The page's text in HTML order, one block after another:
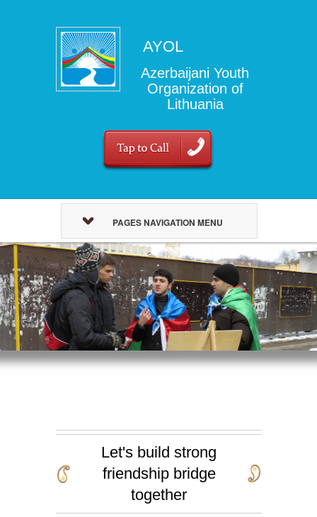
AYOL
Azerbaijani Youth
Organization of
Lithuania
PAGES NAVIGATION MENU
Let's build strong
friendship bridge
together